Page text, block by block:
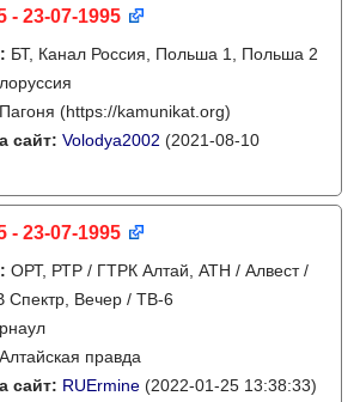
- 23-07-1995
: БТ, Канал Россия, Польша 1, Польша 2
Пагоня (https://kamunikat.org)
сайт: Volodya2002 (2021-08-10
- 23-07-1995
: ОРТ, РТР / ГТРК Алтай, АТН / Алвест /
Вечер / ТВ-6
Алтайская правда
сайт: RUErmine (2022-01-25 13:38:33)